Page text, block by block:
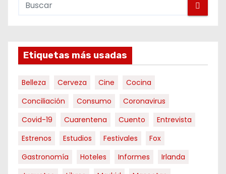
Etiquetas más usadas
Belleza Cerveza Cine
Cocina
Conciliación
Consumo
Coronavirus
Covid-19
Cuarentena Cuento
Entrevista
Estrenos
Estudios Festivales
Fox
Gastronomía
Hoteles Informes
Irlanda